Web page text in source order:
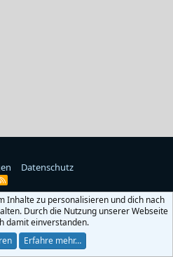
Datenschutz
R
SInhalte zu personalisieren und dich nach
Durch die Nutzung unserer Webseite
damit einverstanden.
Erfahre mehr…